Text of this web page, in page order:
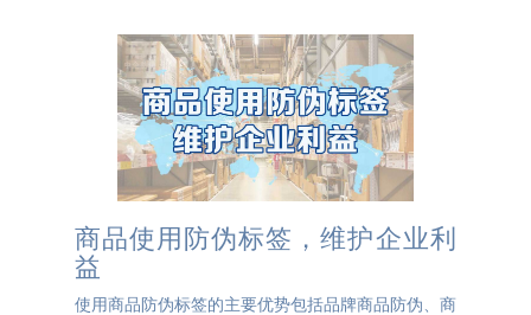
商品使用防伪标签，维护企业利
益
使用商品防伪标签的主要优势包括品牌商品防伪、商